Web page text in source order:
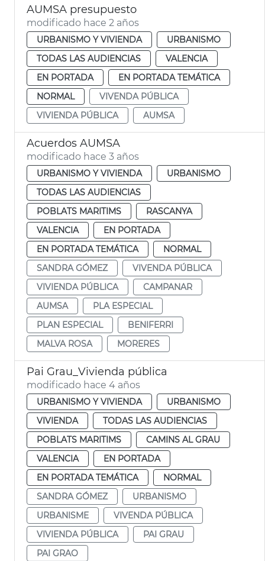
AUMSA presupuesto
modificado hace 2 años
URBANISMO Y VIVIENDA
URBANISMO
TODAS LAS AUDIENCIAS
VALENCIA
EN PORTADA
EN PORTADA TEMÁTICA
NORMAL
VIVENDA PÚBLICA
VIVIENDA PÚBLICA
AUMSA
Acuerdos AUMSA
modificado hace 3 años
URBANISMO Y VIVIENDA
URBANISMO
TODAS LAS AUDIENCIAS
POBLATS MARITIMS
RASCANYA
VALENCIA
EN PORTADA
EN PORTADA TEMÁTICA
NORMAL
SANDRA GÓMEZ
VIVENDA PÚBLICA
VIVIENDA PÚBLICA
CAMPANAR
AUMSA
PLA ESPECIAL
PLAN ESPECIAL
BENIFERRI
MALVA ROSA
MORERES
Pai Grau_Vivienda pública
modificado hace 4 años
URBANISMO Y VIVIENDA
URBANISMO
VIVIENDA
TODAS LAS AUDIENCIAS
POBLATS MARITIMS
CAMINS AL GRAU
VALENCIA
EN PORTADA
EN PORTADA TEMÁTICA
NORMAL
SANDRA GÓMEZ
URBANISMO
URBANISME
VIVENDA PÚBLICA
VIVIENDA PÚBLICA
PAI GRAU
PAI GRAO